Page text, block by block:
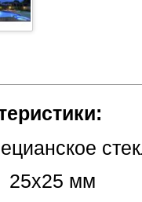
25х25 мм